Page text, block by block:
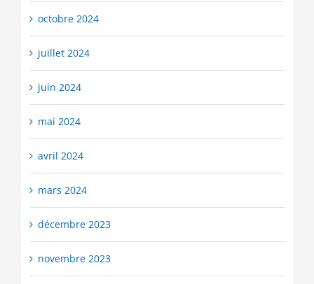
octobre 2024
juillet 2024
juin 2024
mai 2024
avril 2024
mars 2024
décembre 2023
novembre 2023